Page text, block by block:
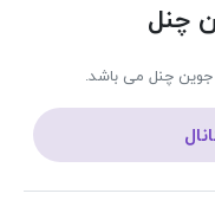
چنل
چنل می باشد.